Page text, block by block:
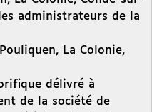
administrateurs de la
La Colonie,
délivré à
de la société de